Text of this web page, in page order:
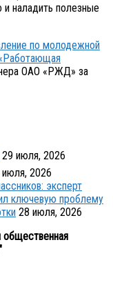
наладить полезные
по молодежной
ОАО «РЖД» за
29 июля, 2026
2026
эксперт
ключевую проблему
28 июля, 2026